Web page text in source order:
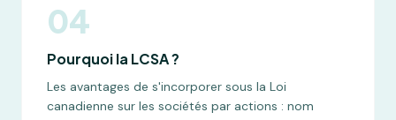
04
Pourquoi la LCSA ?
Les avantages de s'incorporer sous la Loi
canadienne sur les sociétés par actions : nom